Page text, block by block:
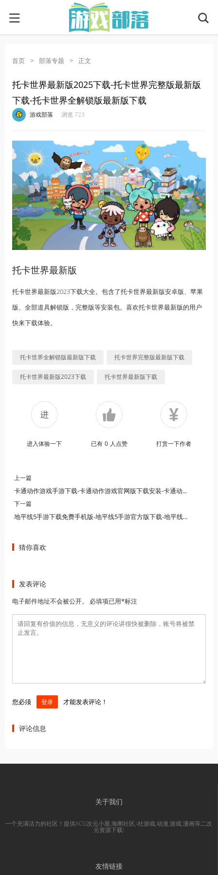
首页 > 部落专题 > 正文
托卡世界最新版2025下载-托卡世界完整版最新版
下载-托卡世界全解锁版最新版下载
游戏部落 浏览 723
托卡世界最新版
托卡世界最新版2023下载大全。包含了托卡世界最新版安卓版、苹果
版、全部道具解锁版，完整版等安装包。喜欢托卡世界最新版的用户
快来下载体验。
托卡世界全解锁版最新版下载 托卡世界完整版最新版下载
托卡世界最新版2023下载 托卡世界最新版下载
进入体验一下 已有 0 人点赞 打赏一下作者
上一篇
卡通动作游戏手游下载-卡通动作游戏官网版下载安装-卡通动作游戏大全
下一篇
地平线5手游下载免费手机版-地平线5手游官方版下载-地平线5手游免费下载正版
猜你喜欢
发表评论
电子邮件地址不会被公开。 必填项已用*标注
您必须 登录 才能发表评论！
评论信息
关于我们
一个充满活力的社区！提供ACG次元小屋,海阁社区,i社游戏,动漫,游戏,漫画等二次
元资源下载!
友情链接